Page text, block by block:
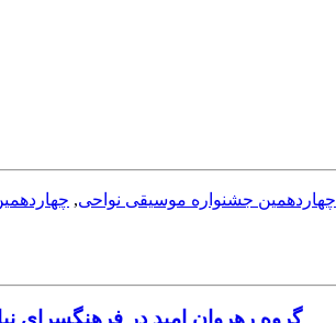
چهاردهمین جشنواره موسیقی نواحی,
گروه رهروان امید در فرهنگسرای